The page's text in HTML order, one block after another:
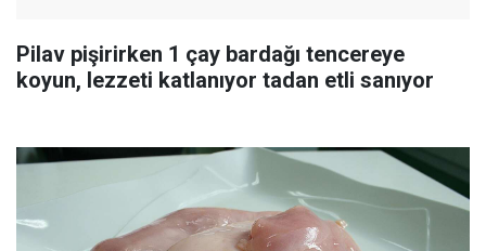
Pilav pişirirken 1 çay bardağı tencereye
koyun, lezzeti katlanıyor tadan etli sanıyor